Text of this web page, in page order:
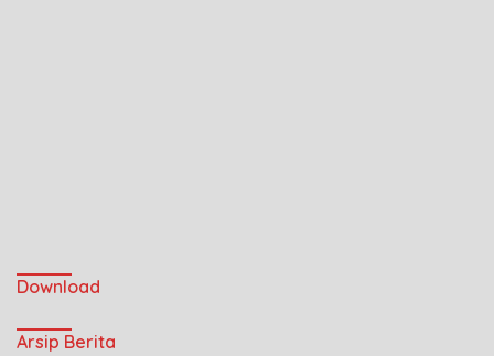
Download
Arsip Berita